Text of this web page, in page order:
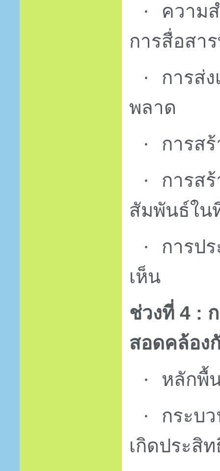
·
ความ
การสื่อสา
·
การส่
พลาด
· การส
·
การส
สัมพันธ์ใน
·
การป
เห็น
ช่วงที่ 4 :
สอดคล้อง
· หลักพื้
·
กระบ
เกิดประสิ